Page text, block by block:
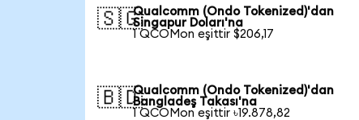
🇸🇬Qualcomm (Ondo Tokenized)'dan
Singapur Doları'na
1 QCOMon eşittir $206,17
🇧🇩Qualcomm (Ondo Tokenized)'dan
Bangladeş Takası'na
1 QCOMon eşittir ৳19.878,82